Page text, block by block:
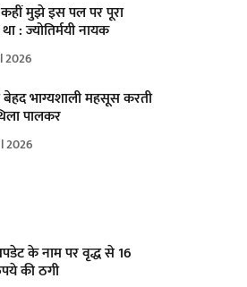
मुझे इस पल पर पूरा
: ज्योतिर्मयी नायक
2026
भाग्यशाली महसूस करती
पालकर
2026
के नाम पर वृद्ध से 16
की ठगी